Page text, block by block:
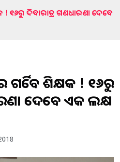
! ୧୬ରୁ ଦିବାରାତ୍ର ଗଣଧାରଣା ଦେବେ
ଗର୍ଜିବେ ଶିକ୍ଷକ ! ୧୬ରୁ
ଦେବେ ଏକ ଲକ୍ଷ